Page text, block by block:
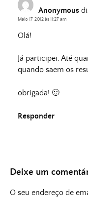
Anonymous
Maio 17, 2012 às 11:27 am
Olá!
Já participei. Até
quando saem os
obrigada! 🙂
Responder
Deixe um
O seu endereço de